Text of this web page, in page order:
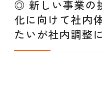
◎ 新しい事業の
化に向けて社内
たいが社内調整